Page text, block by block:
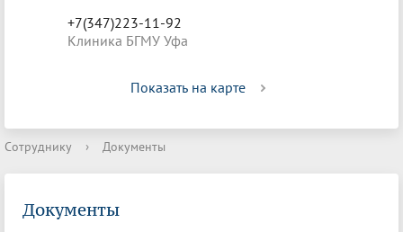
+7(347)223-11-92
Клиника БГМУ Уфа
Показать на карте
Сотруднику › Документы
Документы